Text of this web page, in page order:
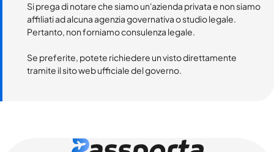
Si prega di notare che siamo un'azienda privata e non siamo
affiliati ad alcuna agenzia governativa o studio legale.
Pertanto, non forniamo consulenza legale.
Se preferite, potete richiedere un visto direttamente
tramite il sito web ufficiale del governo.